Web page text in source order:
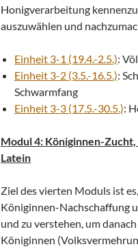
Honigverarbeitung
auszuwählen und
Einheit 3-1 (19.4.-2.5.):
Einheit 3-2 (3.5.-16.5.):
Schwarmfang
Einheit 3-3 (17.5.-30.5.):
Modul 4: Königinnen-
Latein
Ziel des vierten Moduls ist
Königinnen-Nachschaffung
und zu verstehen, um
Königinnen